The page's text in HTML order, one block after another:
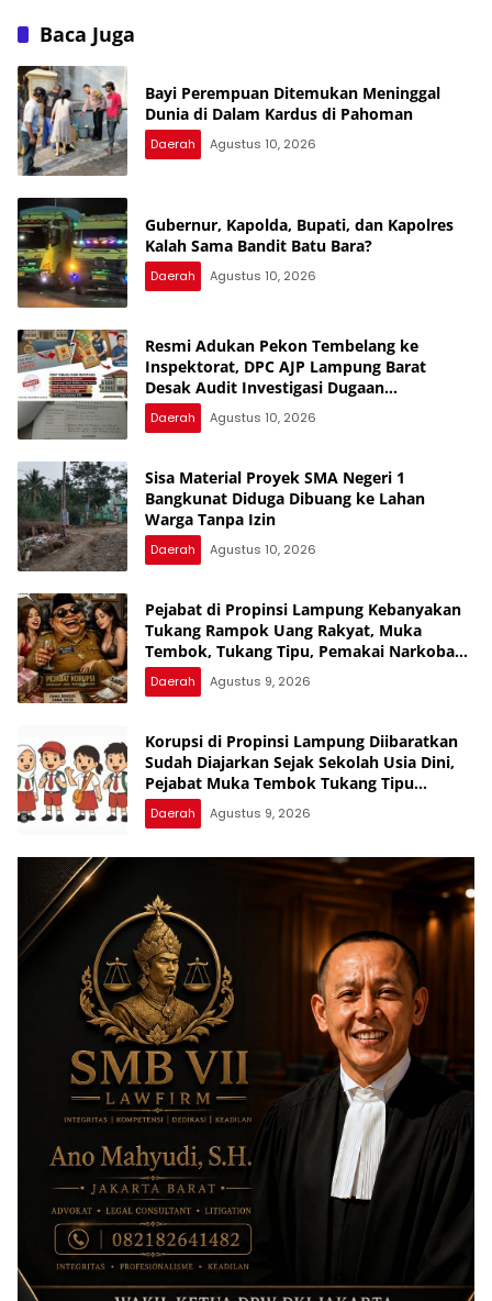
Pemakai Narkoba dan
Tukang Bekacuk
Baca Juga
Bayi Perempuan Ditemukan Meninggal
Dunia di Dalam Kardus di Pahoman
Daerah Agustus 10, 2026
Gubernur, Kapolda, Bupati, dan Kapolres
Kalah Sama Bandit Batu Bara?
Daerah Agustus 10, 2026
Resmi Adukan Pekon Tembelang ke
Inspektorat, DPC AJP Lampung Barat
Desak Audit Investigasi Dugaan
Penyimpangan Dana Desa
Daerah Agustus 10, 2026
Sisa Material Proyek SMA Negeri 1
Bangkunat Diduga Dibuang ke Lahan
Warga Tanpa Izin
Daerah Agustus 10, 2026
Pejabat di Propinsi Lampung Kebanyakan
Tukang Rampok Uang Rakyat, Muka
Tembok, Tukang Tipu, Pemakai Narkoba
dan Tukang Bekacuk
Daerah Agustus 9, 2026
Korupsi di Propinsi Lampung Diibaratkan
Sudah Diajarkan Sejak Sekolah Usia Dini,
Pejabat Muka Tembok Tukang Tipu
Rampok Uang Rakyat
Daerah Agustus 9, 2026